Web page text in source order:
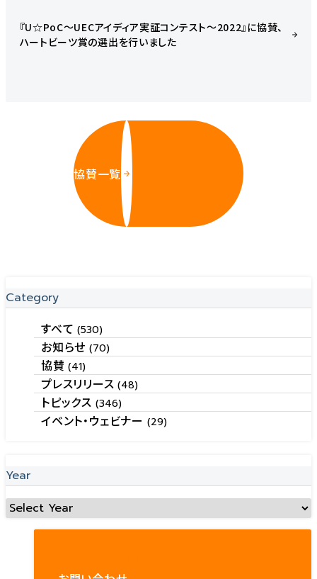
『U☆PoC～UECアイディア実証コンテスト～2022』に協賛、
ハートビーツ賞の選出を行いました
協賛一覧
Category
すべて(530)
お知らせ (70)
協賛(41)
プレスリリース(48)
トピックス (346)
イベント・ウェビナー (29)
Year